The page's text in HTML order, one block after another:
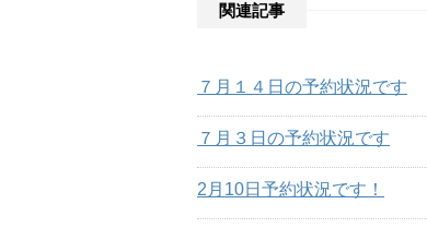
関連記事
７月１４日の予約状況です
７月３日の予約状況です
2月10日予約状況です！